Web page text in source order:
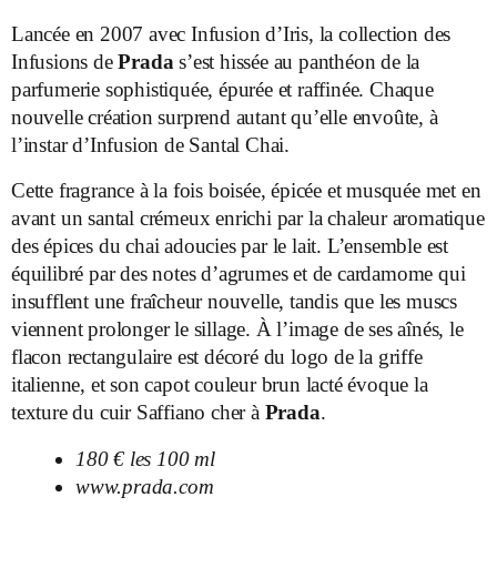
Lancée en 2007 avec Infusion d’Iris, la collection des
Infusions dePrada s’est hissée au panthéon de la
parfumerie sophistiquée, épurée et raffinée. Chaque
nouvelle création surprend autant qu’elle envoûte, à
l’instar d’Infusion de Santal Chai.
Cette fragrance à la fois boisée, épicée et musquée met en
avant un santal crémeux enrichi par la chaleur aromatique
des épices du chai adoucies par le lait. L’ensemble est
équilibré par des notes d’agrumes et de cardamome qui
insufflent une fraîcheur nouvelle, tandis que les muscs
viennent prolonger le sillage. À l’image de ses aînés, le
flacon rectangulaire est décoré du logo de la griffe
italienne, et son capot couleur brun lacté évoque la
texture du cuir Saffiano cher à Prada.
180 € les 100 ml
www.prada.com